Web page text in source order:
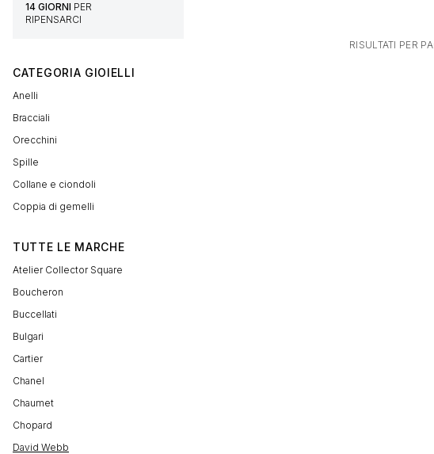
14 GIORNI PER
RIPENSARCI
CATEGORIA GIOIELLI
Anelli
Bracciali
Orecchini
Spille
Collane e ciondoli
Coppia di gemelli
TUTTE LE MARCHE
Atelier Collector Square
Boucheron
Buccellati
Bulgari
Cartier
Chanel
Chaumet
Chopard
David Webb
RISULTATI PER